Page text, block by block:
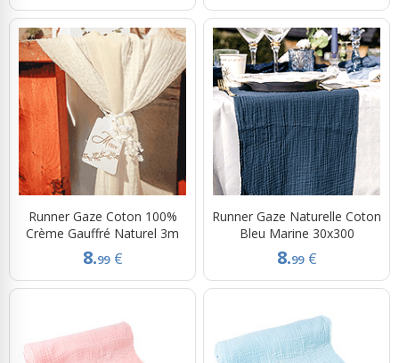
Runner Gaze Coton 100%
Crème Gauffré Naturel 3m
8.99 €
Runner Gaze Naturelle Coton
Bleu Marine 30x300
8.99 €